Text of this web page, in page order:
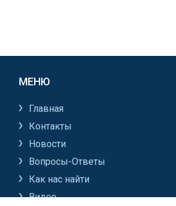
МЕНЮ
Главная
Контакты
Новости
Вопросы-Ответы
Как нас найти
Видео